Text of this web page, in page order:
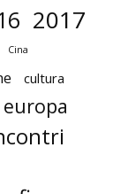
2017
Cina
cultura
europa